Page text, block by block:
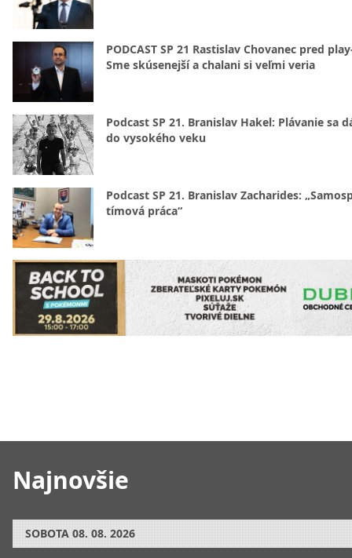
Najnovšie
SOBOTA 08. 08. 2026
PODCAST SP 21 Rastislav Chovanec pred
Sme skúsenejší a chalani si veľmi veria
Podcast SP 21. Branislav Hakel: Plávanie sa
do vysokého veku
Podcast SP 21. Branislav Zacharides:
tímová práca“